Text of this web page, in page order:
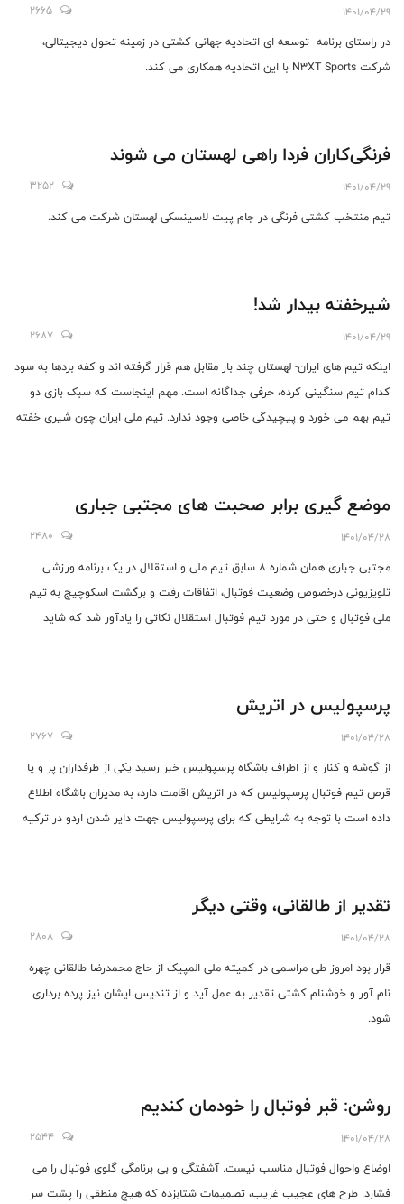
1401/04/29
2665
در راستای برنامه توسعه ای اتحادیه جهانی کشتی در زمینه تحول دیجیتالی،
شرکت N3XT Sports با این اتحادیه همکاری می کند.
فرنگی‌کاران فردا راهی لهستان می شوند
1401/04/29
3252
تیم منتخب کشتی فرنگی در جام پیت لاسینسکی لهستان شرکت می کند.
شیرخفته بیدار شد!
1401/04/29
2687
اینکه تیم های ایران- لهستان چند بار مقابل هم قرار گرفته اند و کفه بردها به سود
کدام تیم سنگینی کرده، حرفی جداگانه است. مهم اینجاست که سبک بازی دو
تیم بهم می خورد و پیچیدگی خاصی وجود ندارد. تیم ملی ایران چون شیری خفته
موضع گیری برابر صحبت های مجتبی جباری
1401/04/28
2480
مجتبی جباری همان شماره 8 سابق تیم ملی و استقلال در یک برنامه ورزشی
تلویزیونی درخصوص وضعیت فوتبال، اتفاقات رفت و برگشت اسکوچیچ به تیم
ملی فوتبال و حتی در مورد تیم فوتبال استقلال نکاتی را یادآور شد که شاید
پرسپولیس در اتریش
1401/04/28
2767
از گوشه و کنار و از اطراف باشگاه پرسپولیس خبر رسید یکی از طرفداران پر و پا
قرص تیم فوتبال پرسپولیس که در اتریش اقامت دارد، به مدیران باشگاه اطلاع
داده است با توجه به شرایطی که برای پرسپولیس جهت دایر شدن اردو در ترکیه
تقدیر از طالقانی، وقتی دیگر
1401/04/28
2808
قرار بود امروز طی مراسمی در کمیته ملی المپیک از حاج محمدرضا طالقانی چهره
نام آور و خوشنام کشتی تقدیر به عمل آید و از تندیس ایشان نیز پرده برداری
شود.
روشن: قبر فوتبال را خودمان کندیم
1401/04/28
2544
اوضاع واحوال فوتبال مناسب نیست. آشفتگی و بی برنامگی گلوی فوتبال را می
فشارد. طرح های عجیب غریب، تصمیمات شتابزده که هیچ منطقی را پشت سر